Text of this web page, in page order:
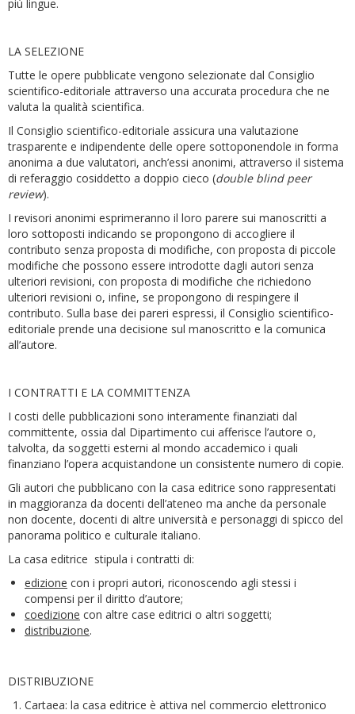
più lingue.
LA SELEZIONE
Tutte le opere pubblicate vengono selezionate dal Consiglio
scientifico-editoriale attraverso una accurata procedura che ne
valuta la qualità scientifica.
Il Consiglio scientifico-editoriale assicura una valutazione
trasparente e indipendente delle opere sottoponendole in forma
anonima a due valutatori, anch’essi anonimi, attraverso il sistema
di referaggio cosiddetto a doppio cieco (double blind peer
review).
I revisori anonimi esprimeranno il loro parere sui manoscritti a
loro sottoposti indicando se propongono di accogliere il
contributo senza propo­sta di modifiche, con proposta di piccole
modifiche che possono essere introdotte dagli autori senza
ulteriori revisioni, con proposta di modifiche che richiedono
ulteriori revisioni o, infine, se propongono di respingere il
contributo. Sulla base dei pareri espressi, il Consiglio scientifico-
editoriale prende una decisione sul manoscritto e la comunica
all’autore.
I CONTRATTI E LA COMMITTENZA
I costi delle pubblicazioni sono interamente finanziati dal
committente, ossia dal Dipartimento cui afferisce l’autore o,
talvolta, da soggetti esterni al mondo accademico i quali
finanziano l’opera acquistandone un consistente numero di copie.
Gli autori che pubblicano con la casa editrice sono rappresentati
in maggioranza da docenti dell’ateneo ma anche da personale
non docente, docenti di altre università e personaggi di spicco del
panorama politico e culturale italiano.
La casa editrice stipula i contratti di:
edizione con i propri autori, riconoscendo agli stessi i
compensi per il diritto d’autore;
coedizione con altre case editrici o altri soggetti;
distribuzione.
DISTRIBUZIONE
Cartaea: la casa editrice è attiva nel commercio elettronico